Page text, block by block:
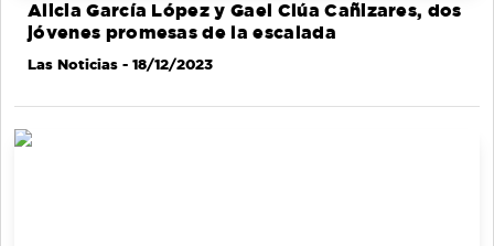
Alicia García López y Gael Clúa Cañizares, dos
jóvenes promesas de la escalada
Las Noticias - 18/12/2023